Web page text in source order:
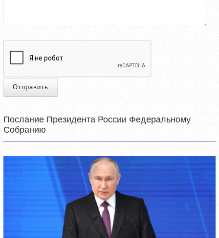
Отправить
Послание Президента России Федеральному
Собранию